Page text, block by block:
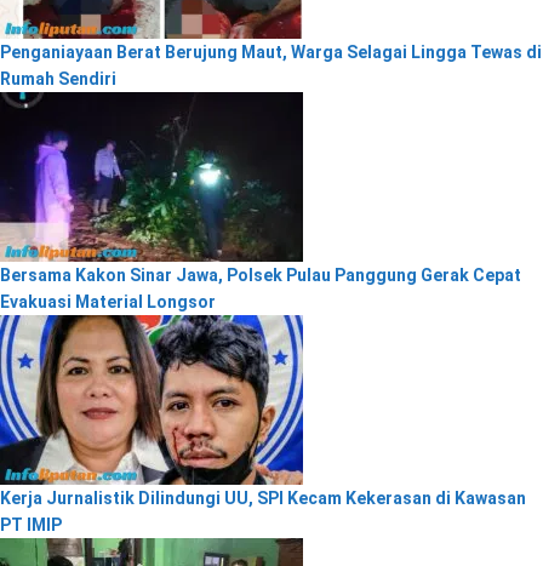
Penganiayaan Berat Berujung Maut, Warga Selagai Lingga Tewas di
Rumah Sendiri
Bersama Kakon Sinar Jawa, Polsek Pulau Panggung Gerak Cepat
Evakuasi Material Longsor
Kerja Jurnalistik Dilindungi UU, SPI Kecam Kekerasan di Kawasan
PT IMIP